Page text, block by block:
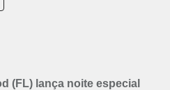
(FL) lança noite especial